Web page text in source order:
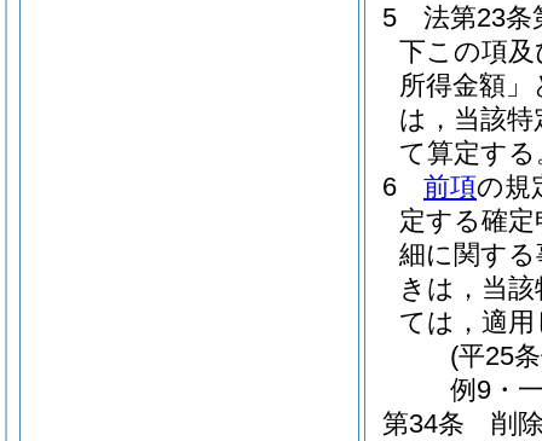
5
法第23条
下この項及
所得金額
は，当該
て算定する
6
前項の規
定する確
細に関す
きは，当
ては，適
(平25
例9・
第34条
削